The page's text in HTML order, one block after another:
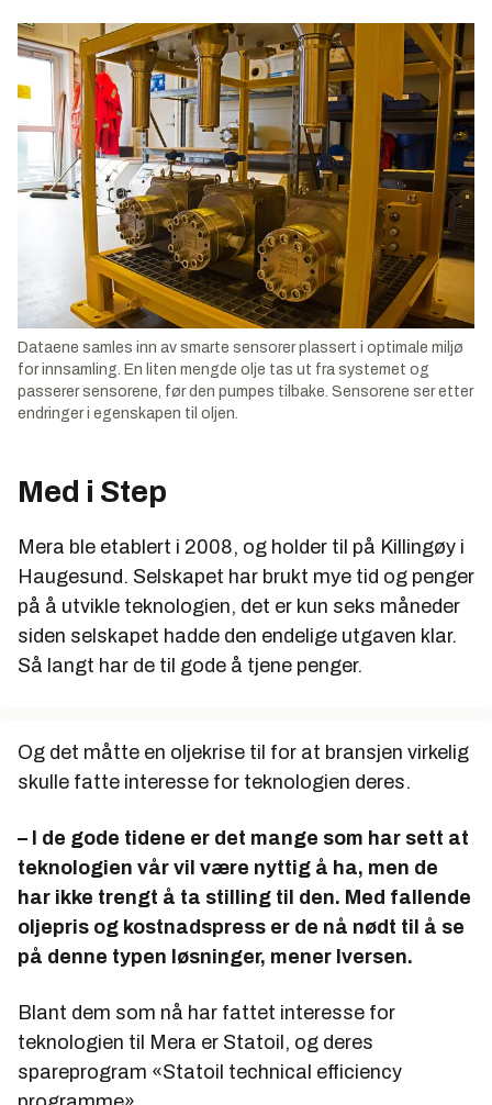
Dataene samles inn av smarte sensorer plassert i optimale miljø
for innsamling. En liten mengde olje tas ut fra systemet og
passerer sensorene, før den pumpes tilbake. Sensorene ser etter
endringer i egenskapen til oljen.
Med i Step
Mera ble etablert i 2008, og holder til på Killingøy i
Haugesund. Selskapet har brukt mye tid og penger
på å utvikle teknologien, det er kun seks måneder
siden selskapet hadde den endelige utgaven klar.
Så langt har de til gode å tjene penger.
Og det måtte en oljekrise til for at bransjen virkelig
skulle fatte interesse for teknologien deres.
– I de gode tidene er det mange som har sett at
teknologien vår vil være nyttig å ha, men de
har ikke trengt å ta stilling til den. Med fallende
oljepris og kostnadspress er de nå nødt til å se
på denne typen løsninger, mener Iversen.
Blant dem som nå har fattet interesse for
teknologien til Mera er Statoil, og deres
spareprogram «Statoil technical efficiency